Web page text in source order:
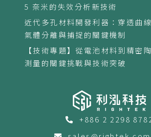
5 奈米的失效分析新技術
近代多孔材料開發利器：穿透曲
氣體分離與捕捉的關鍵機制
【技術專題】從電池材料到精密
測量的關鍵挑戰與技術突破
+886 2 2298